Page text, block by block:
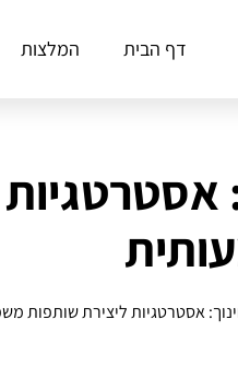
דף הבית המלצות
אסטרטגיות ליצירת שותפות